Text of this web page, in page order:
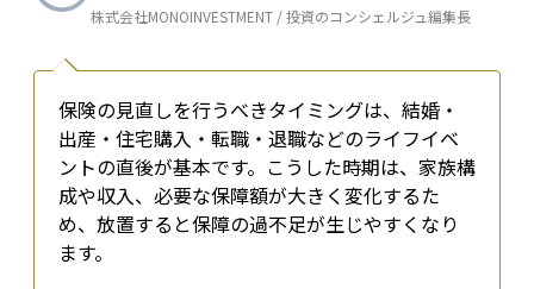
株式会社MONOINVESTMENT / 投資のコンシェルジュ編集長
保険の見直しを行うべきタイミングは、結婚・
出産・住宅購入・転職・退職などのライフイベ
ントの直後が基本です。こうした時期は、家族構
成や収入、必要な保障額が大きく変化するた
め、放置すると保障の過不足が生じやすくなり
ます。